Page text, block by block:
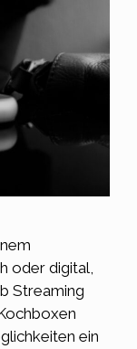
oder digital,
Streaming
ein